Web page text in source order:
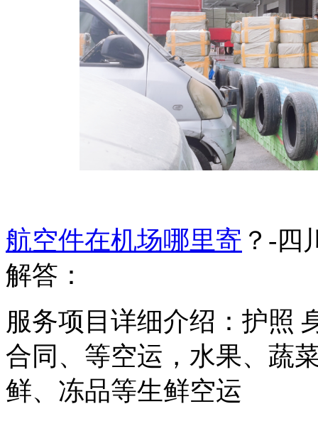
航空件在机场哪里寄 ？-四
解答：
服务项目详细介绍：护照
合同、等空运，水果、蔬
鲜、冻品等生鲜空运